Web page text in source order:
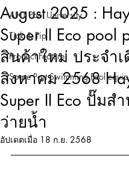
ANT Pool University
Tick & Tip
Product Feature
Spare Part Swimming Pool
August 2025 :
Super II Eco pool
สินค้าใหม่ ประจำ
สิงหาคม 2568
Super II Eco ปั๊มส
ว่ายน้ำ
อัปเดตเมื่อ 18 ก.ย. 2568